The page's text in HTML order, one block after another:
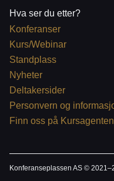
Hva ser du etter?
Konferanser
Kurs/Webinar
Standplass
Nyheter
Deltakersider
Personvern og
Finn oss på
Konferanseplassen AS © 2021–